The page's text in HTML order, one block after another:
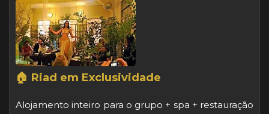
🏠 Riad em Exclusividade
Alojamento inteiro para o grupo + spa + restauração